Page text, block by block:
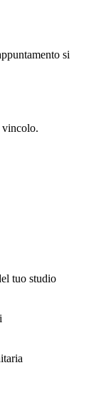
si
vincolo.
tuo studio